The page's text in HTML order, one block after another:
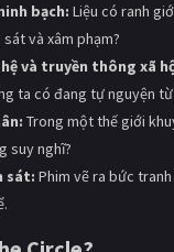
bạch: Liệu có ranh
và xâm phạm?
và truyền thông xã
ta có đang tự nguyện
Trong một thế giới
suy nghĩ?
sát: Phim vẽ ra bức